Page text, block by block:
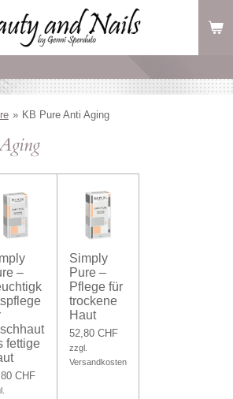
» KB Pure Anti Aging
–
fettige
CHF
Simply
Pure –
Pflege für
trockene
Haut
52,80 CHF
zzgl.
Versandkosten